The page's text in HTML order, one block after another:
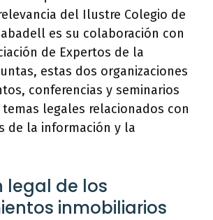
del Ilustre Colegio de
es su colaboración con
de Expertos de la
estas dos organizaciones
conferencias y seminarios
legales relacionados con
de la información y la
legal de los
inmobiliarios